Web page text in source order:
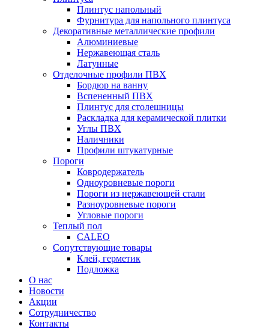
Плинтус напольный
Фурнитура для напольного плинтуса
Декоративные металлические профили
Алюминиевые
Нержавеющая сталь
Латунные
Отделочные профили ПВХ
Бордюр на ванну
Вспененный ПВХ
Плинтус для столешницы
Раскладка для керамической плитки
Углы ПВХ
Наличники
Профили штукатурные
Пороги
Ковродержатель
Одноуровневые пороги
Пороги из нержавеющей стали
Разноуровневые пороги
Угловые пороги
Теплый пол
CALEO
Сопутствующие товары
Клей, герметик
Подложка
О нас
Новости
Акции
Сотрудничество
Контакты